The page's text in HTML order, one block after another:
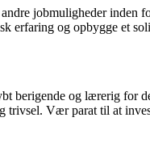
andre jobmuligheder
erfaring og opbygge et
berigende og lærerig for
trivsel. Vær parat til at